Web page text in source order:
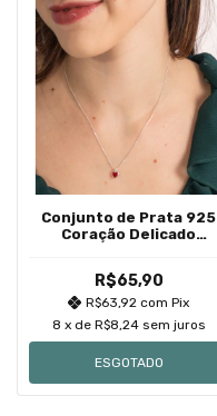
Conjunto de Prata 925
Coração Delicado
R$65,90
R$63,92com Pix
8 x de R$8,24 sem juros
ESGOTADO